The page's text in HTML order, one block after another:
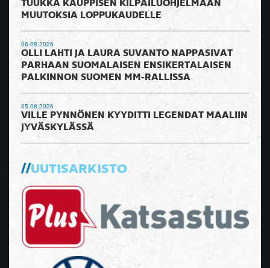
TUUKKA KAUPPISEN KILPAILUOHJELMAAN
MUUTOKSIA LOPPUKAUDELLE
06.08.2026
OLLI LAHTI JA LAURA SUVANTO NAPPASIVAT
PARHAAN SUOMALAISEN ENSIKERTALAISEN
PALKINNON SUOMEN MM-RALLISSA
05.08.2026
VILLE PYNNÖNEN KYYDITTI LEGENDAT MAALIIN
JYVÄSKYLÄSSÄ
UUTISARKISTO